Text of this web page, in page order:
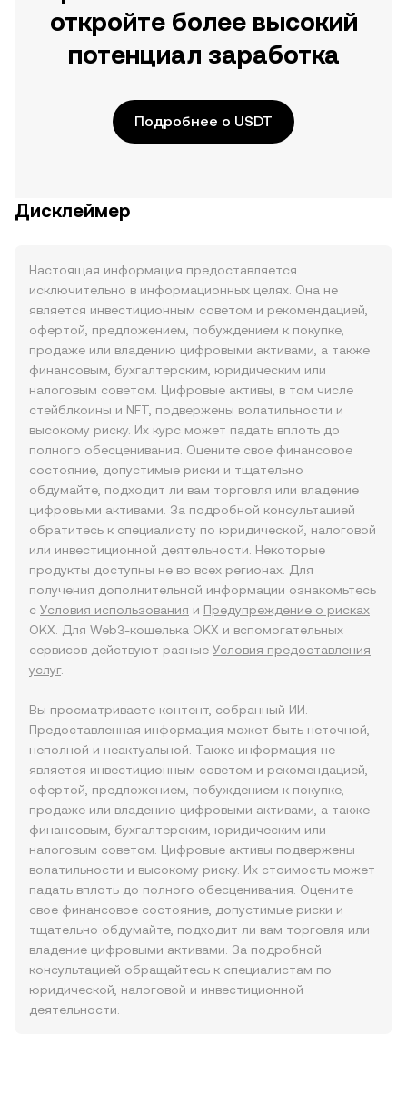
откройте более высокий
потенциал заработка
Подробнее о USDT
Дисклеймер
Настоящая информация предоставляется
исключительно в информационных целях. Она не
является инвестиционным советом и рекомендацией,
офертой, предложением, побуждением к покупке,
продаже или владению цифровыми активами, а также
финансовым, бухгалтерским, юридическим или
налоговым советом. Цифровые активы, в том числе
стейблкоины и NFT, подвержены волатильности и
высокому риску. Их курс может падать вплоть до
полного обесценивания. Оцените свое финансовое
состояние, допустимые риски и тщательно
обдумайте, подходит ли вам торговля или владение
цифровыми активами. За подробной консультацией
обратитесь к специалисту по юридической, налоговой
или инвестиционной деятельности. Некоторые
продукты доступны не во всех регионах. Для
получения дополнительной информации ознакомьтесь
с Условия использования и Предупреждение о рисках
OKX. Для Web3-кошелька OKX и вспомогательных
сервисов действуют разные Условия предоставления
услуг.
Вы просматриваете контент, собранный ИИ.
Предоставленная информация может быть неточной,
неполной и неактуальной. Также информация не
является инвестиционным советом и рекомендацией,
офертой, предложением, побуждением к покупке,
продаже или владению цифровыми активами, а также
финансовым, бухгалтерским, юридическим или
налоговым советом. Цифровые активы подвержены
волатильности и высокому риску. Их стоимость может
падать вплоть до полного обесценивания. Оцените
свое финансовое состояние, допустимые риски и
тщательно обдумайте, подходит ли вам торговля или
владение цифровыми активами. За подробной
консультацией обращайтесь к специалистам по
юридической, налоговой и инвестиционной
деятельности.